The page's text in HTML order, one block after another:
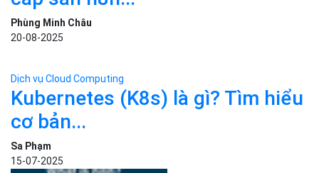
Dịch vụ Cloud Computing
Bizfly Cloud Server N8N: Cung
cấp sẵn n8n...
Phùng Minh Châu